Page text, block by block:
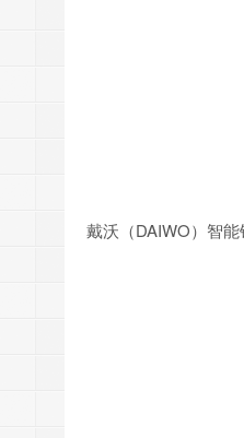
戴沃（DAIWO）智